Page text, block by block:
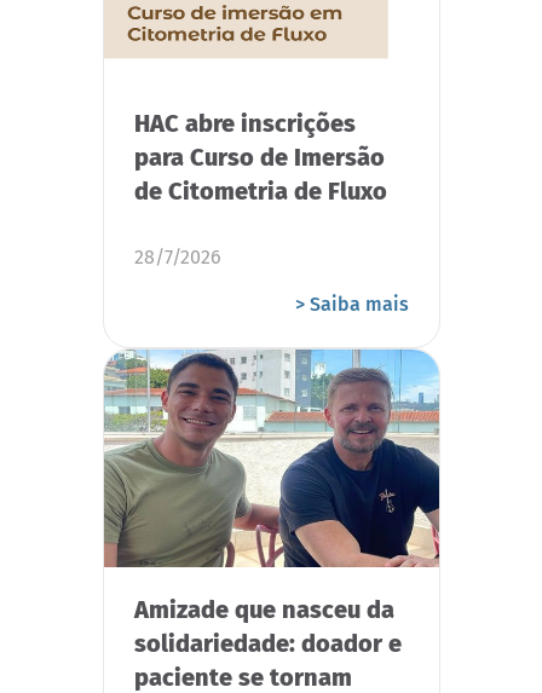
HAC abre inscrições
para Curso de Imersão
de Citometria de Fluxo
28/7/2026
> Saiba mais
Amizade que nasceu da
solidariedade: doador e
paciente se tornam